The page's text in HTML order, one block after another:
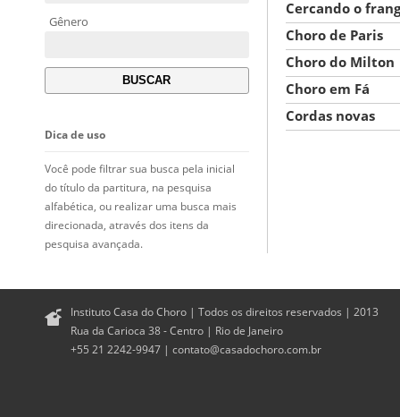
Gênero
Dica de uso
Você pode filtrar sua busca pela inicial
do título da partitura, na pesquisa
alfabética, ou realizar uma busca mais
direcionada, através dos itens da
pesquisa avançada.
Cercando o
Choro de Paris
Choro do Milton
Choro em Fá
Cordas novas
Instituto Casa do Choro | Todos os direitos reservados | 2013
Rua da Carioca 38 - Centro | Rio de Janeiro
+55 21 2242-9947 | contato@casadochoro.com.br